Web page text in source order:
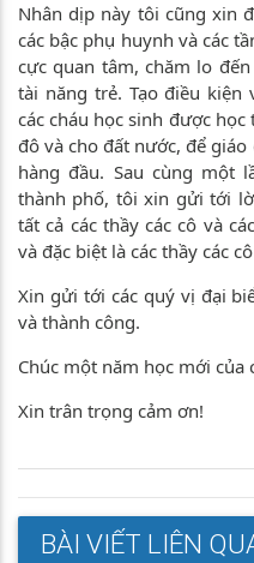
Nhân dịp này tôi cũng xin
các bậc phụ huynh và các
cực quan tâm, chăm lo
tài năng trẻ. Tạo điều
các cháu học sinh được
đô và cho đất nước, để
hàng đầu. Sau cùng một
thành phố, tôi xin gửi tới
tất cả các thầy các cô và
và đặc biệt là các thầy các
Xin gửi tới các quý vị đại
và thành công.
Chúc một năm học mới
Xin trân trọng cảm ơn!
BÀI VIẾT LIÊN